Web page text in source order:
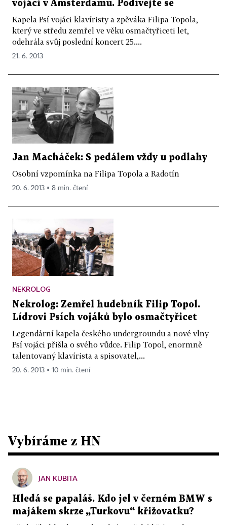
vojáci v Amsterdamu. Podívejte se
Kapela Psí vojáci klavíristy a zpěváka Filipa Topola,
který ve středu zemřel ve věku osmačtyřiceti let,
odehrála svůj poslední koncert 25....
21. 6. 2013
Jan Macháček: S pedálem vždy u podlahy
Osobní vzpomínka na Filipa Topola a Radotín
20. 6. 2013 ▪ 8 min. čtení
NEKROLOG
Nekrolog: Zemřel hudebník Filip Topol.
Lídrovi Psích vojáků bylo osmačtyřicet
Legendární kapela českého undergroundu a nové vlny
Psí vojáci přišla o svého vůdce. Filip Topol, enormně
talentovaný klavírista a spisovatel,...
20. 6. 2013 ▪ 10 min. čtení
Vybíráme z HN
JAN KUBITA
Hledá se papaláš. Kdo jel v černém BMW s
majákem skrze „Turkovu“ křižovatku?